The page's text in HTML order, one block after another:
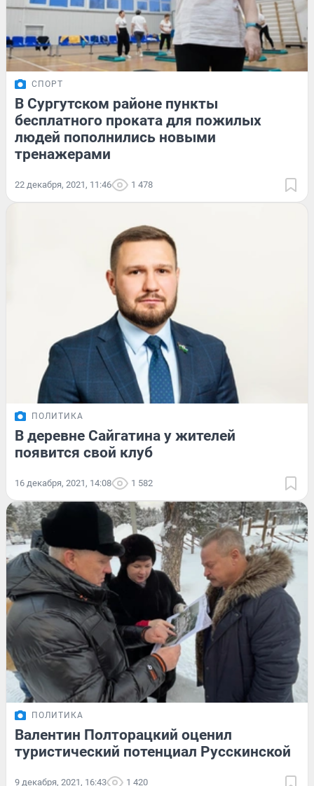
СПОРТ
В Сургутском районе пункты
бесплатного проката для пожилых
людей пополнились новыми
тренажерами
22 декабря, 2021, 11:46 1 478
ПОЛИТИКА
В деревне Сайгатина у жителей
появится свой клуб
16 декабря, 2021, 14:08 1 582
ПОЛИТИКА
Валентин Полторацкий оценил
туристический потенциал Русскинской
9 декабря, 2021, 16:43 1 420